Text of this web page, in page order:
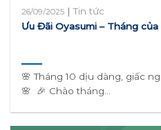
26/09/2025 |Tin tức
Ưu Đãi Oyasumi – Tháng
🌸 Tháng 10 dịu dàng, giấc
🌸 🎉 Chào tháng...